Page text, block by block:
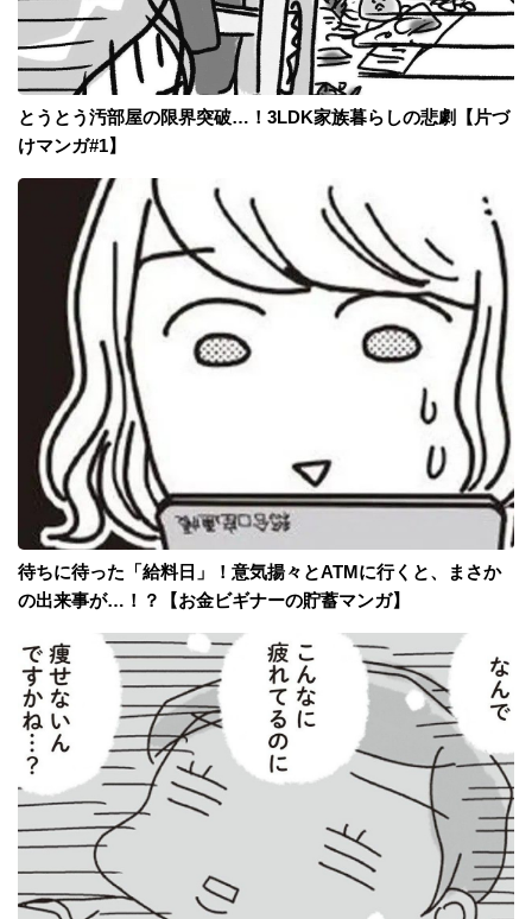
とうとう汚部屋の限界突破…！3LDK家族暮らしの悲劇【片づ
けマンガ#1】
待ちに待った「給料日」！意気揚々とATMに行くと、まさか
の出来事が…！？【お金ビギナーの貯蓄マンガ】